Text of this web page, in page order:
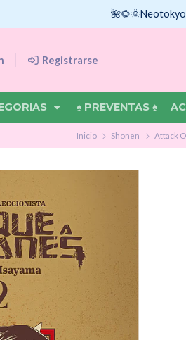
Registrarse
♠ PREVENTAS ♠
🌺🌻🌞Neotokyo
Inicio Shonen Attack